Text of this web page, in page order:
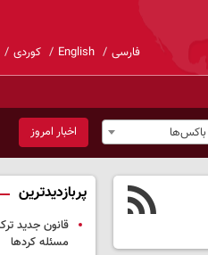
فارسی English کوردی
اخبار امروز
پربازدیدترین
قانون جدید
مسئله کردها